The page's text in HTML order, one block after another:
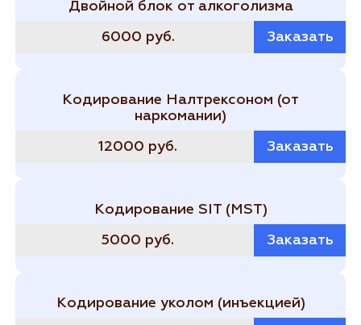
Двойной блок от алкоголизма
6000 руб. Заказать
Кодирование Налтрексоном (от
наркомании)
12000 руб. Заказать
Кодирование SIT (MST)
5000 руб. Заказать
Кодирование уколом (инъекцией)